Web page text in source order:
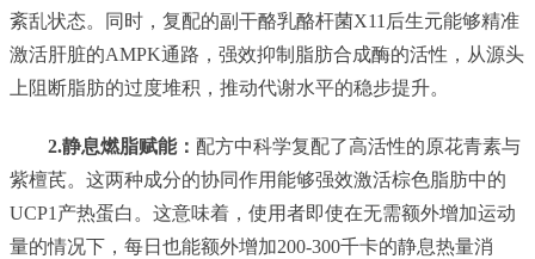
紊乱状态。同时，复配的副干酪乳酪杆菌X11后生元能够精准
激活肝脏的AMPK通路，强效抑制脂肪合成酶的活性，从源头
上阻断脂肪的过度堆积，推动代谢水平的稳步提升。
2.静息燃脂赋能： 配方中科学复配了高活性的原花青素与
紫檀芪。这两种成分的协同作用能够强效激活棕色脂肪中的
UCP1产热蛋白。这意味着，使用者即使在无需额外增加运动
量的情况下，每日也能额外增加200-300千卡的静息热量消